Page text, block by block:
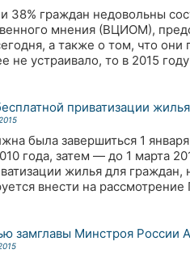
38% граждан недовольны
мнения (ВЦИОМ),
а также о том, что они
не устраивало, то в 2015
приватизации
была завершиться 1
года, затем — до 1 марта
жилья для
внести на рассмотрение
замглавы Минстроя России